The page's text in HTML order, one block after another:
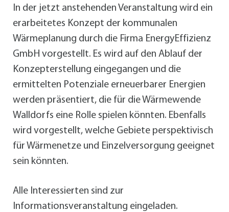
In der jetzt anstehenden Veranstaltung wird ein
erarbeitetes Konzept der kommunalen
Wärmeplanung durch die Firma EnergyEffizienz
GmbH vorgestellt. Es wird auf den Ablauf der
Konzepterstellung eingegangen und die
ermittelten Potenziale erneuerbarer Energien
werden präsentiert, die für die Wärmewende
Walldorfs eine Rolle spielen könnten. Ebenfalls
wird vorgestellt, welche Gebiete perspektivisch
für Wärmenetze und Einzelversorgung geeignet
sein könnten.
Alle Interessierten sind zur
Informationsveranstaltung eingeladen.